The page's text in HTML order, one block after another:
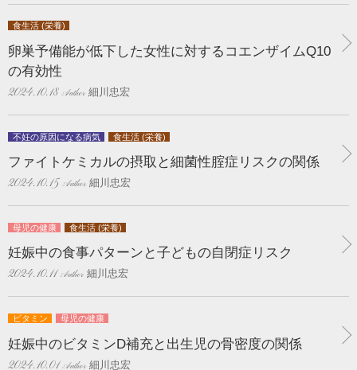
食生活 (栄養)
卵巣予備能が低下した女性に対するコエンザイムQ10
の有効性
2024.10.18 細川忠宏
不妊の原因になる病気 食生活 (栄養)
ファイトケミカルの摂取と細菌性腟症リスクの関係
2024.10.15 細川忠宏
母児の健康 食生活 (栄養)
妊娠中の食事パターンと子どもの自閉症リスク
2024.10.11 細川忠宏
ビタミン 母児の健康
妊娠中のビタミンD補充と出生児の骨密度の関係
2024.10.01 細川忠宏